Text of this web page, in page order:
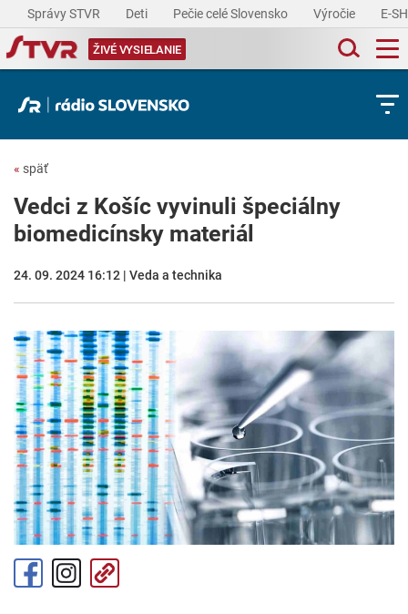
Správy STVR Deti Pečie celé Slovensko Výročie E-
ŽIVÉ VYSIELANIE
« späť
Vedci z Košíc vyvinuli špeciálny
biomedicínsky materiál
24. 09. 2024 16:12 | Veda a technika